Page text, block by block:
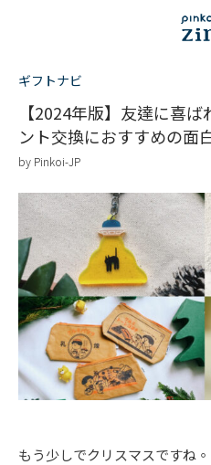
ギフトナビ
【2024年版】友達に喜
ント交換におすすめの面
by Pinkoi-JP
もう少しでクリスマスですね。